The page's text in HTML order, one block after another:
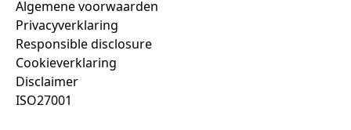
Algemene voorwaarden
Privacyverklaring
Responsible disclosure
Cookieverklaring
Disclaimer
ISO27001